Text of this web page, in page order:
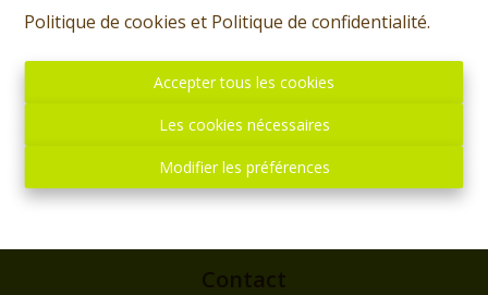
Politique de cookies et Politique de confidentialité.
Accepter tous les cookies
Les cookies nécessaires
Modifier les préférences
Adresse
rue de l'Eglise, 1
Contact